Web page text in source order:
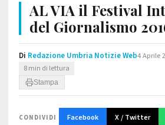
AL VIA il Festival
del Giornalismo
Di Redazione Umbria Notizie Web4 Aprile
8 min di lettura
Stampa
CONDIVIDI Facebook X / Twitter